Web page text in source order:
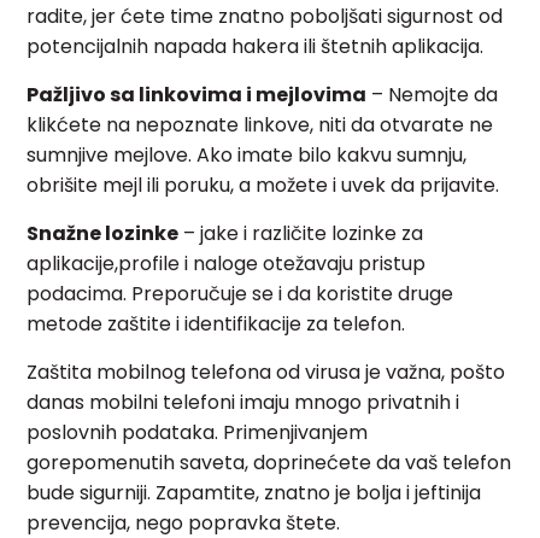
radite, jer ćete time znatno poboljšati sigurnost od
potencijalnih napada hakera ili štetnih aplikacija.
Pažljivo sa linkovima i mejlovima – Nemojte da
klikćete na nepoznate linkove, niti da otvarate ne
sumnjive mejlove. Ako imate bilo kakvu sumnju,
obrišite mejl ili poruku, a možete i uvek da prijavite.
Snažne lozinke – jake i različite lozinke za
aplikacije,profile i naloge otežavaju pristup
podacima. Preporučuje se i da koristite druge
metode zaštite i identifikacije za telefon.
Zaštita mobilnog telefona od virusa je važna, pošto
danas mobilni telefoni imaju mnogo privatnih i
poslovnih podataka. Primenjivanjem
gorepomenutih saveta, doprinećete da vaš telefon
bude sigurniji. Zapamtite, znatno je bolja i jeftinija
prevencija, nego popravka štete.